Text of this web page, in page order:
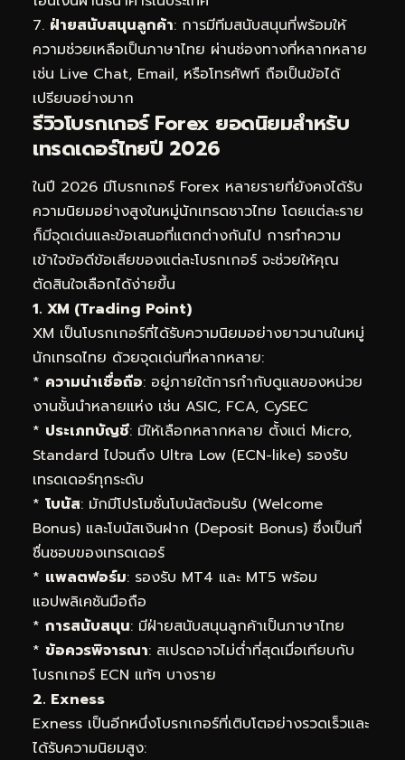
7. ฝ่ายสนับสนุนลูกค้า: การมีทีมสนับสนุนที่พร้อมให้
ความช่วยเหลือเป็นภาษาไทย ผ่านช่องทางที่หลากหลาย
เช่น Live Chat, Email, หรือโทรศัพท์ ถือเป็นข้อได้
เปรียบอย่างมาก
รีวิวโบรกเกอร์ Forex ยอดนิยมสำหรับ
เทรดเดอร์ไทยปี 2026
ในปี 2026 มีโบรกเกอร์ Forex หลายรายที่ยังคงได้รับ
ความนิยมอย่างสูงในหมู่นักเทรดชาวไทย โดยแต่ละราย
ก็มีจุดเด่นและข้อเสนอที่แตกต่างกันไป การทำความ
เข้าใจข้อดีข้อเสียของแต่ละโบรกเกอร์ จะช่วยให้คุณ
ตัดสินใจเลือกได้ง่ายขึ้น
1. XM (Trading Point)
XM เป็นโบรกเกอร์ที่ได้รับความนิยมอย่างยาวนานในหมู่
นักเทรดไทย ด้วยจุดเด่นที่หลากหลาย:
* ความน่าเชื่อถือ: อยู่ภายใต้การกำกับดูแลของหน่วย
งานชั้นนำหลายแห่ง เช่น ASIC, FCA, CySEC
* ประเภทบัญชี: มีให้เลือกหลากหลาย ตั้งแต่ Micro,
Standard ไปจนถึง Ultra Low (ECN-like) รองรับ
เทรดเดอร์ทุกระดับ
* โบนัส: มักมีโปรโมชั่นโบนัสต้อนรับ (Welcome
Bonus) และโบนัสเงินฝาก (Deposit Bonus) ซึ่งเป็นที่
ชื่นชอบของเทรดเดอร์
* แพลตฟอร์ม: รองรับ MT4 และ MT5 พร้อม
แอปพลิเคชันมือถือ
* การสนับสนุน: มีฝ่ายสนับสนุนลูกค้าเป็นภาษาไทย
* ข้อควรพิจารณา: สเปรดอาจไม่ต่ำที่สุดเมื่อเทียบกับ
โบรกเกอร์ ECN แท้ๆ บางราย
2. Exness
Exness เป็นอีกหนึ่งโบรกเกอร์ที่เติบโตอย่างรวดเร็วและ
ได้รับความนิยมสูง: